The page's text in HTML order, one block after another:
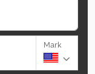
Mark